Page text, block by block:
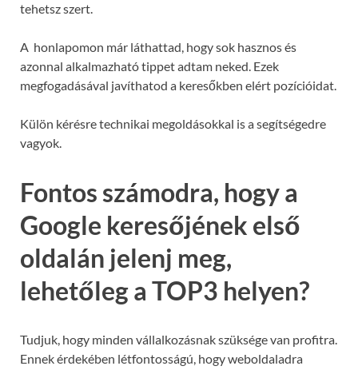
tehetsz szert.
A honlapomon már láthattad, hogy sok hasznos és
azonnal alkalmazható tippet adtam neked. Ezek
megfogadásával javíthatod a keresőkben elért pozícióidat.
Külön kérésre technikai megoldásokkal is a segítségedre
vagyok.
Fontos számodra, hogy a
Google keresőjének első
oldalán jelenj meg,
lehetőleg a TOP3 helyen?
Tudjuk, hogy minden vállalkozásnak szüksége van profitra.
Ennek érdekében létfontosságú, hogy weboldaladra